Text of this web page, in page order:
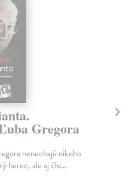
Gregora
nenechajú nikoho
herec, ale aj člo...